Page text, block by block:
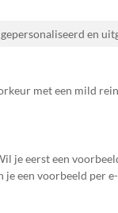
en
met een mild
je eerst een
je een voorbeeld per